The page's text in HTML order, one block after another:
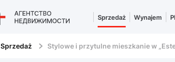
Sprzedaż Wynajem
Sprzedaż Stylowe i przytulne mieszkanie w